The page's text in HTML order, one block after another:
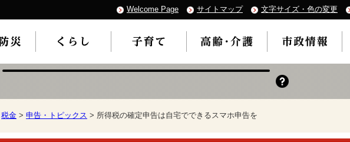
Welcome Page サイトマップ 文字サイズ・色の変更
税金 > 申告・トピックス > 所得税の確定申告は自宅でできるスマホ申告を